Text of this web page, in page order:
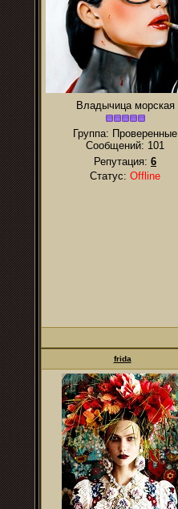
Владычица морская
Группа: Проверенные
Сообщений: 101
Репутация: 6
Статус: Offline
frida